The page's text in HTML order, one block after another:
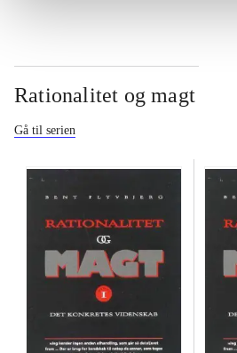
Rationalitet og magt
Gå til serien